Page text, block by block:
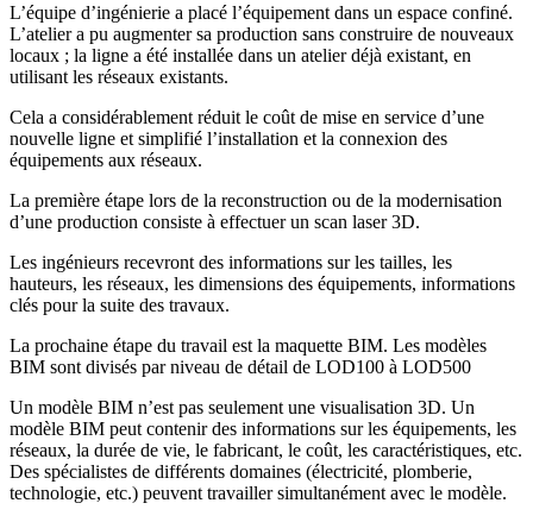
L’équipe d’ingénierie a placé l’équipement dans un espace confiné.
L’atelier a pu augmenter sa production sans construire de nouveaux
locaux ; la ligne a été installée dans un atelier déjà existant, en
utilisant les réseaux existants.
Cela a considérablement réduit le coût de mise en service d’une
nouvelle ligne et simplifié l’installation et la connexion des
équipements aux réseaux.
La première étape lors de la reconstruction ou de la modernisation
d’une production consiste à effectuer un scan laser 3D.
Les ingénieurs recevront des informations sur les tailles, les
hauteurs, les réseaux, les dimensions des équipements, informations
clés pour la suite des travaux.
La prochaine étape du travail est la maquette BIM. Les modèles
BIM sont divisés par niveau de détail de LOD100 à LOD500
Un modèle BIM n’est pas seulement une visualisation 3D. Un
modèle BIM peut contenir des informations sur les équipements, les
réseaux, la durée de vie, le fabricant, le coût, les caractéristiques, etc.
Des spécialistes de différents domaines (électricité, plomberie,
technologie, etc.) peuvent travailler simultanément avec le modèle.